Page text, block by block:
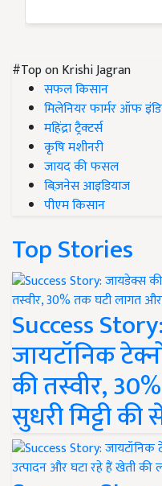
#Top on Krishi Jagran
सफल किसान
मिलेनियर फार्मर ऑफ
महिंद्रा ट्रैक्टर्स
कृषि मशीनरी
जायद की फसल
बिज़नेस आइडियाज
पीएम किसान
Top Stories
Success
जायटॉनिक
की तस्वीर,
सुधरी मिट्टी की